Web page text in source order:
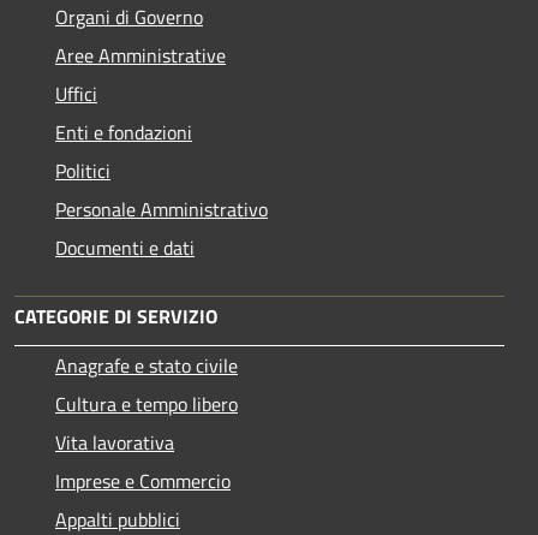
Organi di Governo
Aree Amministrative
Uffici
Enti e fondazioni
Politici
Personale Amministrativo
Documenti e dati
CATEGORIE DI SERVIZIO
Anagrafe e stato civile
Cultura e tempo libero
Vita lavorativa
Imprese e Commercio
Appalti pubblici